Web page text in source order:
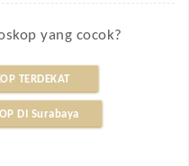
yang cocok?
TERDEKAT
DI Surabaya